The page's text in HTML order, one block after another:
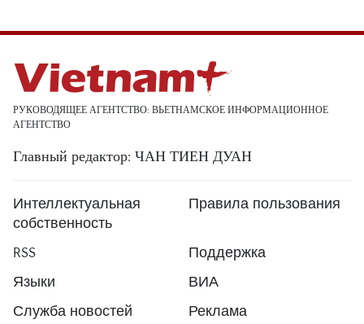
РУКОВОДЯЩЕЕ АГЕНТСТВО: ВЬЕТНАМСКОЕ ИНФОРМАЦИОННОЕ
АГЕНТСТВО
Главный редактор: ЧАН ТИЕН ДУАН
Интеллектуальная
собственность
Правила пользования
RSS
Поддержка
Языки
ВИА
Служба новостей
Реклама